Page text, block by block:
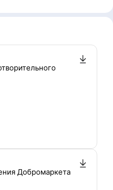
Добромаркета